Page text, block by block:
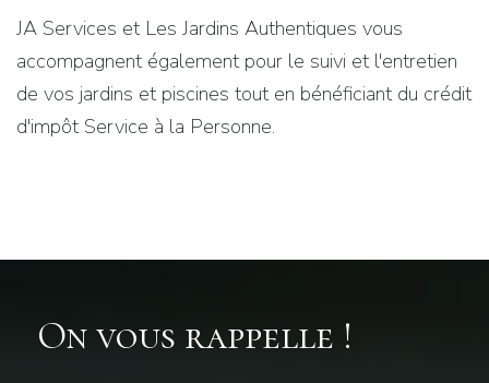
JA Services et Les Jardins Authentiques vous
accompagnent également pour le suivi et l'entretien
de vos jardins et piscines tout en bénéficiant du crédit
d'impôt Service à la Personne.
On vous rappelle !